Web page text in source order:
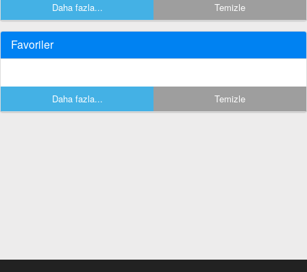
Daha fazla... Temizle
Favoriler
Daha fazla... Temizle